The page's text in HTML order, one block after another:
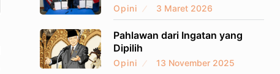
Opini 3 Maret 2026
Pahlawan dari Ingatan yang
Dipilih
Opini 13 November 2025